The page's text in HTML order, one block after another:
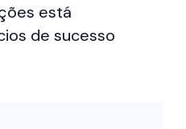
está
de sucesso